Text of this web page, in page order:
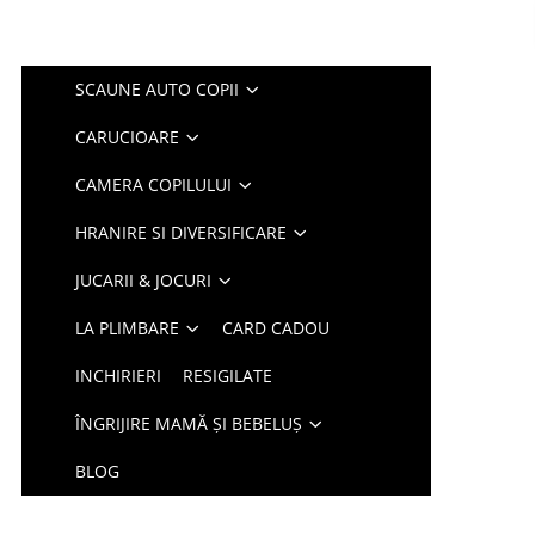
SCAUNE AUTO COPII
CARUCIOARE
CAMERA COPILULUI
HRANIRE SI DIVERSIFICARE
JUCARII & JOCURI
LA PLIMBARE CARD CADOU
INCHIRIERI RESIGILATE
ÎNGRIJIRE MAMĂ ȘI BEBELUȘ
BLOG